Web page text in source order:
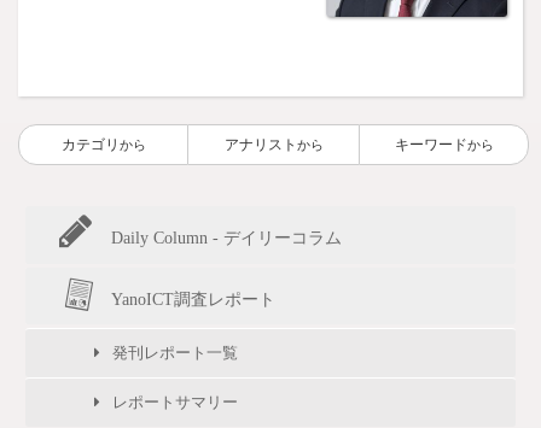
カテゴリ から アナリスト から キーワードから
Daily Column - デイリーコラム
YanoICT調査レポート
発刊レポート一覧
レポートサマリー